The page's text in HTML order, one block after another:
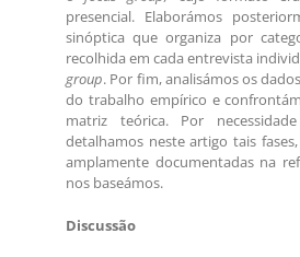
presencial. Elaborámos
sinóptica que organiza por
recolhida em cada entrevista
group. Por fim, analisámos os
do trabalho empírico e
matriz teórica. Por
detalhamos neste artigo tais
amplamente documentadas na
nos baseámos.
Discussão